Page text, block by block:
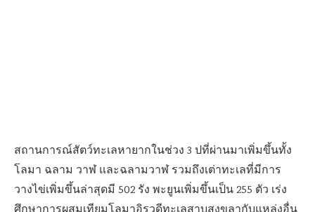
สถานการณ์สัตว์ทะเลหายากในช่วง 3 ปที่ผ่านมาเพิ่มขึ้นทั้ง
โลมา ฉลาม วาฬ และฉลามวาฬ รวมถึงเต่าทะเลที่มีการ
วางไข่เพิ่มขึ้นล่าสุดมี 502 รัง พะยูนเพิ่มขึ้นเป็น 255 ตัว เร่ง